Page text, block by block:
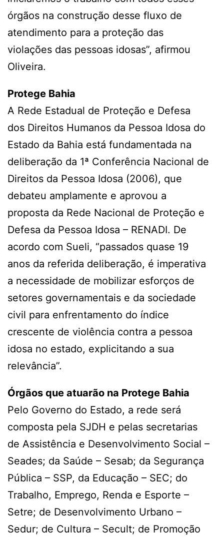
órgãos na construção desse fluxo de
atendimento para a proteção das
violações das pessoas idosas”, afirmou
Oliveira.
Protege Bahia
A Rede Estadual de Proteção e Defesa
dos Direitos Humanos da Pessoa Idosa do
Estado da Bahia está fundamentada na
deliberação da 1ª Conferência Nacional de
Direitos da Pessoa Idosa (2006), que
debateu amplamente e aprovou a
proposta da Rede Nacional de Proteção e
Defesa da Pessoa Idosa – RENADI. De
acordo com Sueli, “passados quase 19
anos da referida deliberação, é imperativa
a necessidade de mobilizar esforços de
setores governamentais e da sociedade
civil para enfrentamento do índice
crescente de violência contra a pessoa
idosa no estado, explicitando a sua
relevância”.
Órgãos que atuarão na Protege Bahia
Pelo Governo do Estado, a rede será
composta pela SJDH e pelas secretarias
de Assistência e Desenvolvimento Social –
Seades; da Saúde – Sesab; da Segurança
Pública – SSP, da Educação – SEC; do
Trabalho, Emprego, Renda e Esporte –
Setre; de Desenvolvimento Urbano –
Sedur; de Cultura – Secult; de Promoção